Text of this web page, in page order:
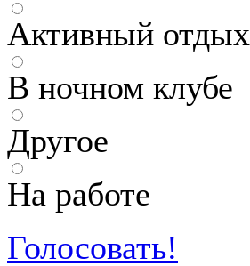
Активный отдых
В ночном клубе
Другое
На работе
Голосовать!